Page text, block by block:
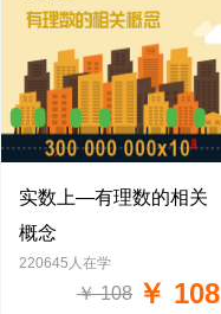
实数上—有理数的相关
概念
220645人在学
￥ 108 ￥ 108